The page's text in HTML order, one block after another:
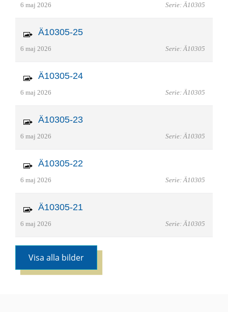
6 maj 2026 Serie: Ä10305
Ä10305-25
6 maj 2026 Serie: Ä10305
Ä10305-24
6 maj 2026 Serie: Ä10305
Ä10305-23
6 maj 2026 Serie: Ä10305
Ä10305-22
6 maj 2026 Serie: Ä10305
Ä10305-21
6 maj 2026 Serie: Ä10305
Visa alla bilder